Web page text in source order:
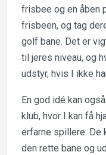
frisbee og en åben
frisbeen, og tag
golf bane. Det er
til jeres niveau, og
udstyr, hvis I ikke
En god idé kan
klub, hvor I kan få
erfarne spillere.
den rette bane og